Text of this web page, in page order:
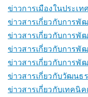
ข่าวการเมืองในประเท
ข่าวสารเกี่ยวกับการพั
ข่าวสารเกี่ยวกับการพั
ข่าวสารเกี่ยวกับการพั
ข่าวสารเกี่ยวกับการพั
ข่าวสารเกี่ยวกับวัฒนธ
ข่าวสารเกี่ยวกับเทคนิ